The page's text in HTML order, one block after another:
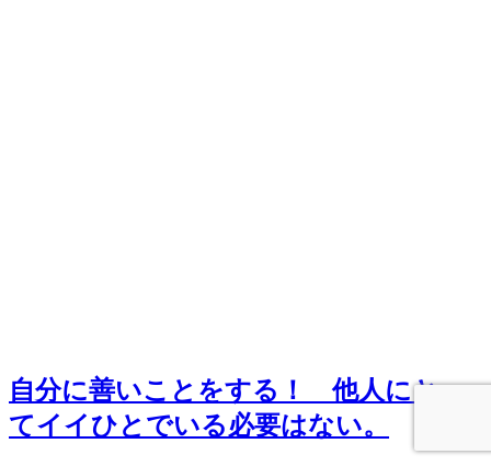
自分に善いことをする！ 他人にとっ
てイイひとでいる必要はない。